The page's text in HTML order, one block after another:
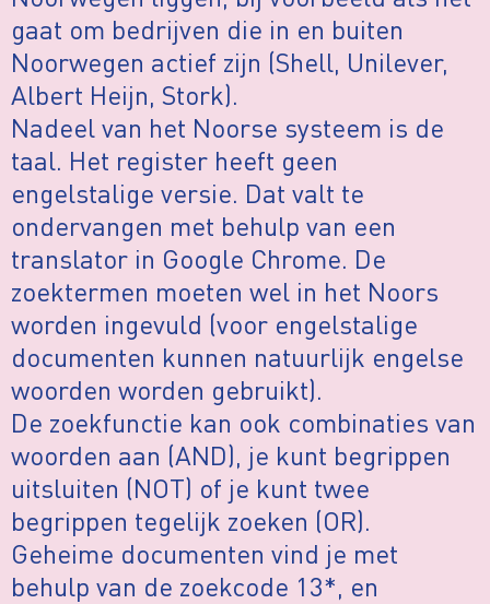
gaat om bedrijven die in en buiten
Noorwegen actief zijn (Shell, Unilever,
Albert Heijn, Stork).
Nadeel van het Noorse systeem is de
taal. Het register heeft geen
engelstalige versie. Dat valt te
ondervangen met behulp van een
translator in Google Chrome. De
zoektermen moeten wel in het Noors
worden ingevuld (voor engelstalige
documenten kunnen natuurlijk engelse
woorden worden gebruikt).
De zoekfunctie kan ook combinaties van
woorden aan (AND), je kunt begrippen
uitsluiten (NOT) of je kunt twee
begrippen tegelijk zoeken (OR).
Geheime documenten vind je met
behulp van de zoekcode 13*, en